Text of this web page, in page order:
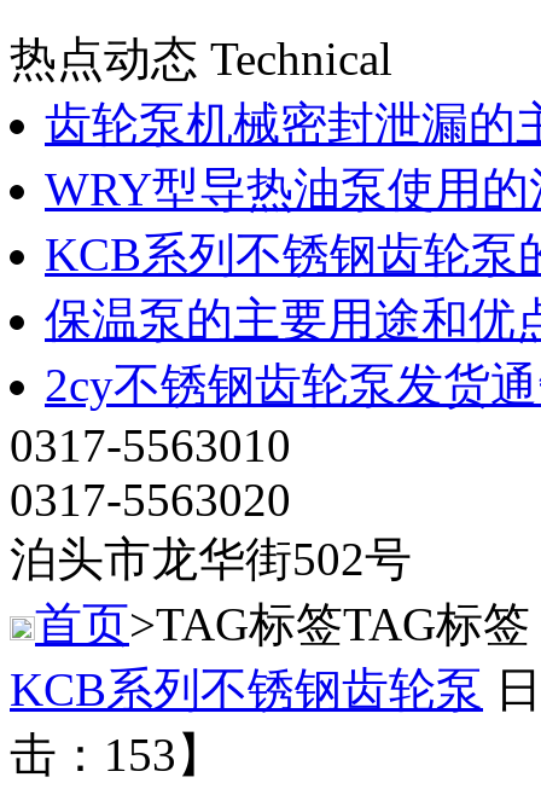
热点动态 Technical
齿轮泵机械密封泄漏的
WRY型导热油泵使用
KCB系列不锈钢齿轮泵
保温泵的主要用途和优
2cy不锈钢齿轮泵发货
0317-5563010
0317-5563020
泊头市龙华街502号
首页>TAG标签TAG标签
KCB系列不锈钢齿轮泵
击：153】